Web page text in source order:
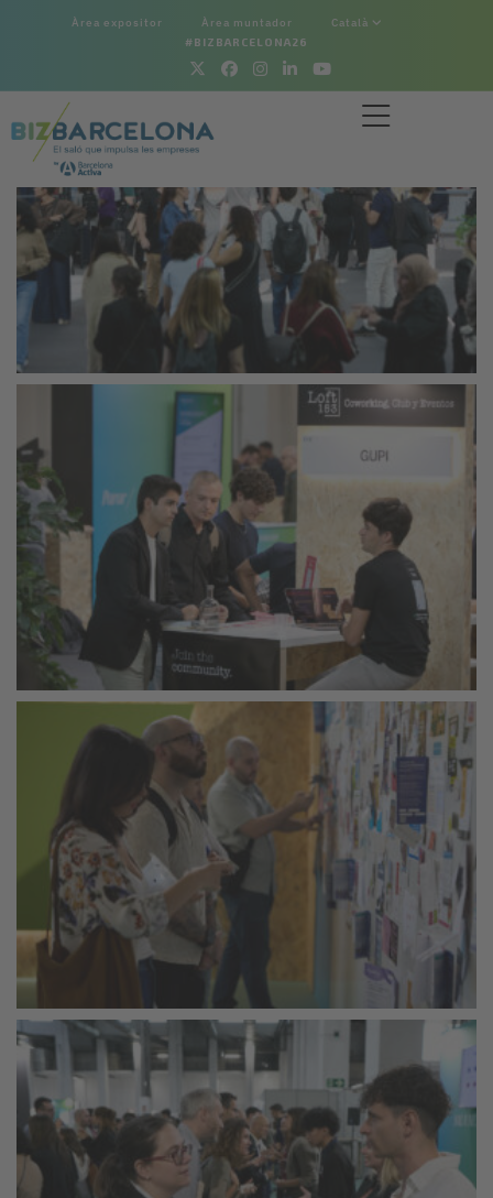
Àrea expositor Àrea muntador Català
#BIZBARCELONA26